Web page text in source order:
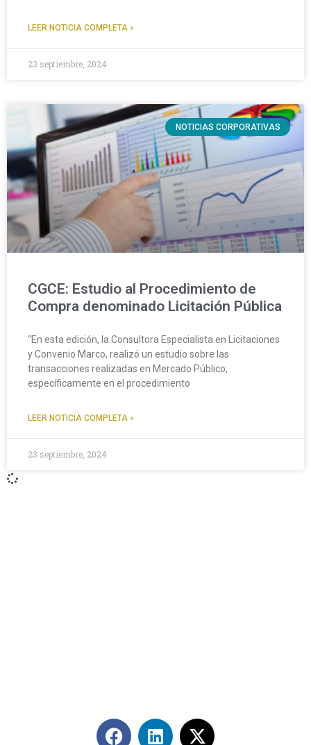
LEER NOTICIA COMPLETA »
23 septiembre, 2024
NOTICIAS CORPORATIVAS
CGCE: Estudio al Procedimiento de
Compra denominado Licitación Pública
“En esta edición, la Consultora Especialista en Licitaciones
y Convenio Marco, realizó un estudio sobre las
transacciones realizadas en Mercado Público,
específicamente en el procedimiento
LEER NOTICIA COMPLETA »
23 septiembre, 2024